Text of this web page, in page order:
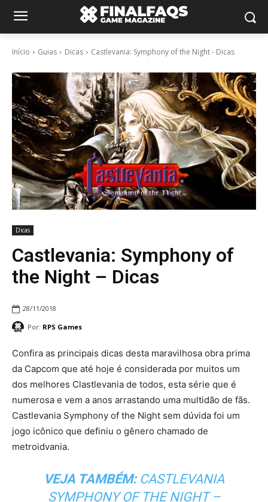
Início Guias Dicas Castlevania: Symphony of the Night - Dicas
Dicas
Castlevania: Symphony of
the Night – Dicas
28/11/2018
Por: RPS Games
Confira as principais dicas desta maravilhosa obra prima
da Capcom que até hoje é considerada por muitos um
dos melhores Clastlevania de todos, esta série que é
numerosa e vem a anos arrastando uma multidão de fãs.
Castlevania Symphony of the Night sem dúvida foi um
jogo icônico que definiu o gênero chamado de
metroidvania.
VEJA TAMBÉM: CASTLEVANIA
SYMPHONY OF THE NIGHT –